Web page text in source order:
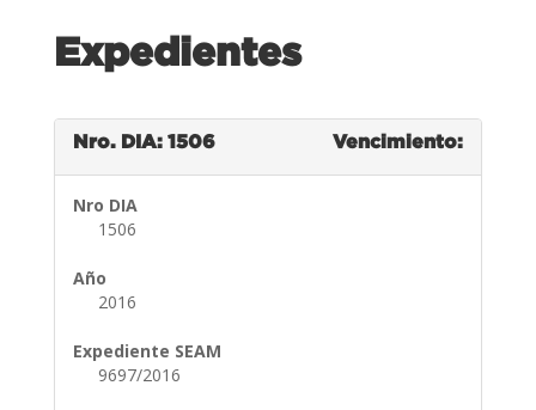
Expedientes
Nro. DIA: 1506 Vencimiento:
Nro DIA
1506
Año
2016
Expediente SEAM
9697/2016